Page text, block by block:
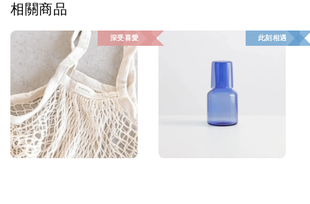
相關商品
深受喜愛 此刻相遇